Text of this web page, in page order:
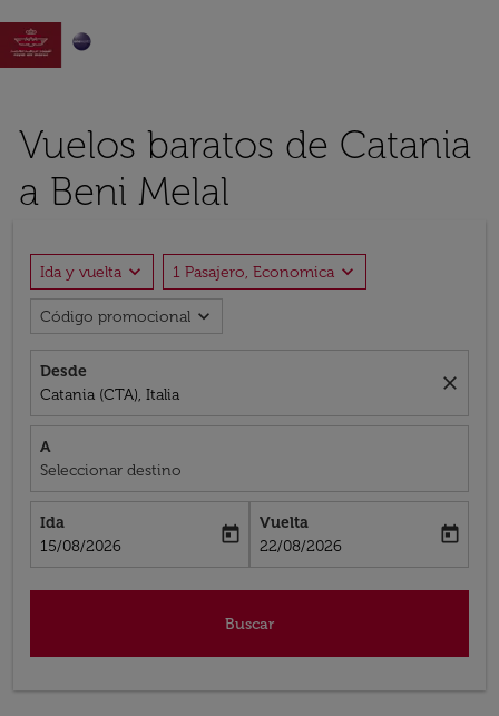

Vuelos baratos de Catania
a Beni Melal
Ida y vuelta expand_more 1 Pasajero, Economica expand_more
Código promocional expand_more
Desde
Catania (CTA), Italia
close
A
Seleccionar destino
Ida
fc-booking-departure-date-aria-label
15/08/2026
today
Vuelta
fc-booking-return-date-aria-label
22/08/2026
today
Buscar